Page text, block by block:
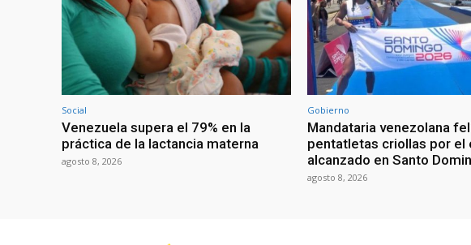
Social
Venezuela supera el 79% en la
práctica de la lactancia materna
agosto 8, 2026
Gobierno
Mandataria venezolana
pentatletas criollas por el
alcanzado en Santo
agosto 8, 2026